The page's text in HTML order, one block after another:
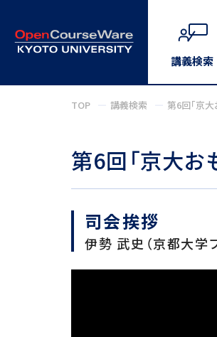
講義検索
TOP 講義検索 第6回「京
第6回「京大お
司会挨拶
伊勢 武史（京都大学